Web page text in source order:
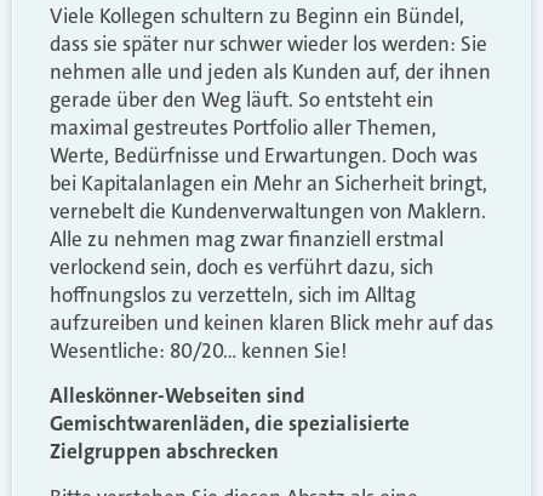
Viele Kollegen schultern zu Beginn ein Bündel,
dass sie später nur schwer wieder los werden: Sie
nehmen alle und jeden als Kunden auf, der ihnen
gerade über den Weg läuft. So entsteht ein
maximal gestreutes Portfolio aller Themen,
Werte, Bedürfnisse und Erwartungen. Doch was
bei Kapitalanlagen ein Mehr an Sicherheit bringt,
vernebelt die Kundenverwaltungen von Maklern.
Alle zu nehmen mag zwar finanziell erstmal
verlockend sein, doch es verführt dazu, sich
hoffnungslos zu verzetteln, sich im Alltag
aufzureiben und keinen klaren Blick mehr auf das
Wesentliche: 80/20… kennen Sie!
Alleskönner-Webseiten sind
Gemischtwarenläden, die spezialisierte
Zielgruppen abschrecken